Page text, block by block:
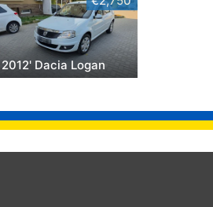
2012' Dacia Logan